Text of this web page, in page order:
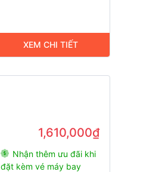
XEM CHI TIẾT
1,610,000₫
Nhận thêm ưu đãi khi
đặt kèm vé máy bay